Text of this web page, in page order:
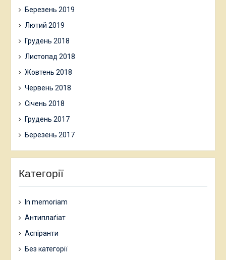
Березень 2019
Лютий 2019
Грудень 2018
Листопад 2018
Жовтень 2018
Червень 2018
Січень 2018
Грудень 2017
Березень 2017
Категорії
In memoriam
Антиплаґіат
Аспіранти
Без категорії